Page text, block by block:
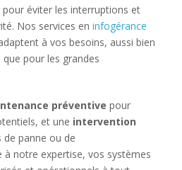
éviter les interruptions et
Nos services eninfogérance
à vos besoins, aussi bien
pour les grandes
préventive pour
et une intervention
de panne ou de
à notre expertise, vos systèmes